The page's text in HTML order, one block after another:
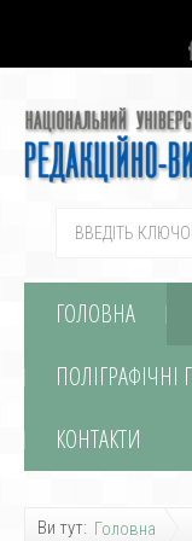
ГОЛОВНА
ПОЛІГРАФІЧНІ
КОНТАКТИ
Ви тут: Головна